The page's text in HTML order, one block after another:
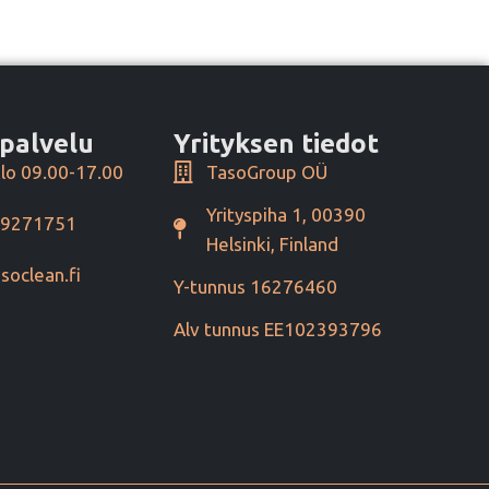
09.00-17.00
Yrityksen tiedot
TasoGroup OÜ
Yrityspiha 1, 00390
Helsinki, Finland
Y-tunnus 16276460
Alv tunnus EE102393796